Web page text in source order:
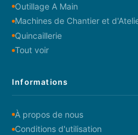
Outillage A Main
Machines de Chantier et
Quincaillerie
Tout voir
Informations
À propos de nous
Conditions d'utilisation